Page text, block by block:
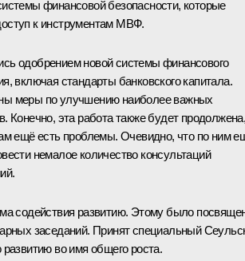
финансовой безопасности, которые
к инструментам МВФ.
одобрением новой системы финансового
включая стандарты банковского капитала.
меры по улучшению наиболее важных
Конечно, эта работа также будет
ещё есть проблемы. Очевидно, что по ним
немалое количество консультаций
содействия развитию. Этому было
заседаний. Принят специальный
развитию во имя общего роста.